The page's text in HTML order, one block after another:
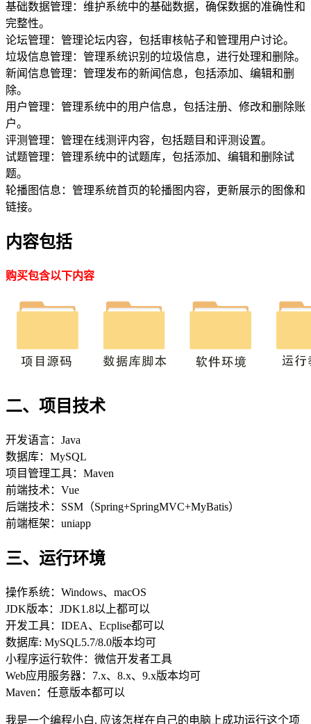
基础数据管理：维护系统中的基础数据，确保数据的准确性和
完整性。
论坛管理：管理论坛内容，包括审核帖子和管理用户讨论。
垃圾信息管理：管理系统识别的垃圾信息，进行处理和删除。
新闻信息管理：管理发布的新闻信息，包括添加、编辑和删
除。
用户管理：管理系统中的用户信息，包括注册、修改和删除账
户。
评测管理：管理在线测评内容，包括题目和评测设置。
试题管理：管理系统中的试题库，包括添加、编辑和删除试
题。
轮播图信息：管理系统首页的轮播图内容，更新展示的图像和
链接。
内容包括
购买包含以下内容
二、项目技术
开发语言：Java
数据库：MySQL
项目管理工具：Maven
前端技术：Vue
后端技术：SSM（Spring+SpringMVC+MyBatis）
前端框架：uniapp
三、运行环境
操作系统：Windows、macOS
JDK版本：JDK1.8以上都可以
开发工具：IDEA、Ecplise都可以
数据库: MySQL5.7/8.0版本均可
小程序运行软件：微信开发者工具
Web应用服务器：7.x、8.x、9.x版本均可
Maven：任意版本都可以
我是一个编程小白, 应该怎样在自己的电脑上成功运行这个项